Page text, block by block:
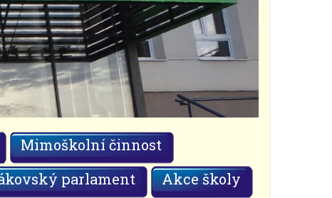
Mimoškolní činnost
parlament
Akce školy